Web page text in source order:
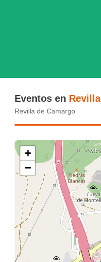
Eventos en Revilla
Revilla de Camargo
+
−